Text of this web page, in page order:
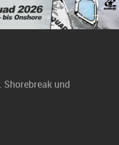
Shorebreak und